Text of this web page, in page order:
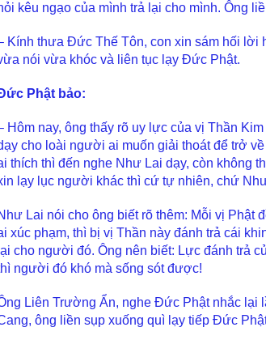
kêu ngạo của mình trả lại cho mình. Ông
Kính thưa Đức Thế Tôn, con xin sám hối lời
nói vừa khóc và liên tục lạy Đức Phật.
Phật bảo:
Hôm nay, ông thấy rõ uy lực của vị Thần
cho loài người ai muốn giải thoát để trở
thích thì đến nghe Như Lai dạy, còn không
lạy lục người khác thì cứ tự nhiên, chứ
Lai nói cho ông biết rõ thêm: Mỗi vị Phật
xúc phạm, thì bị vị Thần này đánh trả cái
lại cho người đó. Ông nên biết: Lực đánh trả
người đó khó mà sống sót được!
Liên Trường Ẩn, nghe Đức Phật nhắc lại
ông liền sụp xuống quì lạy tiếp Đức